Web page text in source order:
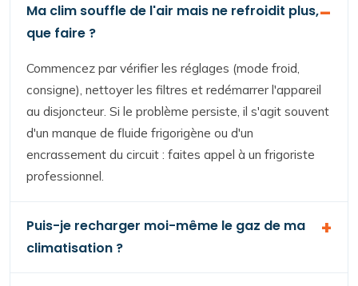
Ma clim souffle de l'air mais ne refroidit plus,
que faire ?
Commencez par vérifier les réglages (mode froid,
consigne), nettoyer les filtres et redémarrer l'appareil
au disjoncteur. Si le problème persiste, il s'agit souvent
d'un manque de fluide frigorigène ou d'un
encrassement du circuit : faites appel à un frigoriste
professionnel.
Puis-je recharger moi-même le gaz de ma
climatisation ?